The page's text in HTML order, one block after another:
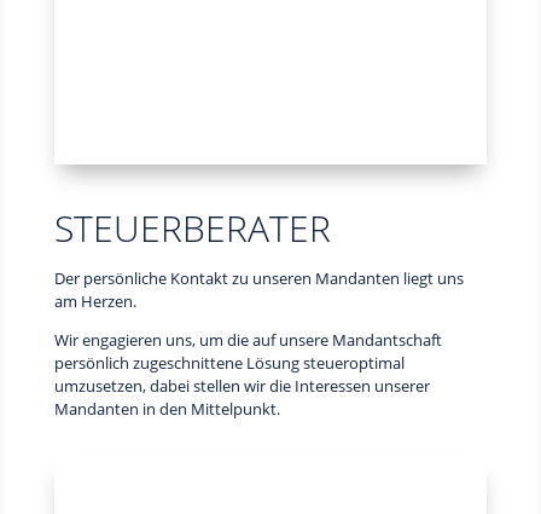
STEUERBERATER
Der persönliche Kontakt zu unseren Mandanten liegt uns
am Herzen.
Wir engagieren uns, um die auf unsere Mandantschaft
persönlich zugeschnittene Lösung steueroptimal
umzusetzen, dabei stellen wir die Interessen unserer
Mandanten in den Mittelpunkt.